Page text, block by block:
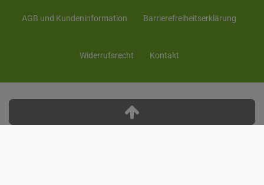
AGB und Kunden­information Barrierefreiheitserklärung
Widerrufs­recht Kontakt